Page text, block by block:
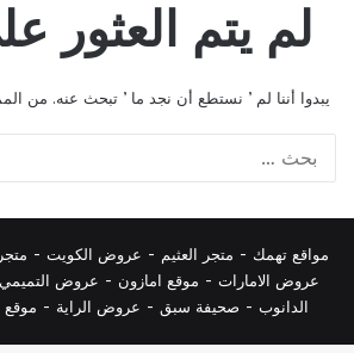
لم يتم العثور
يبدوا أننا لم ’ نستطع أن نجد ما ’ تبحث عنه. من
مواقع تهمك - متجر العثيم - عروض الكويت -
عروض الامارات - موقع امازون - عروض التميمي
الدانوب - صحيفة سبق - عروض الراية - موقع